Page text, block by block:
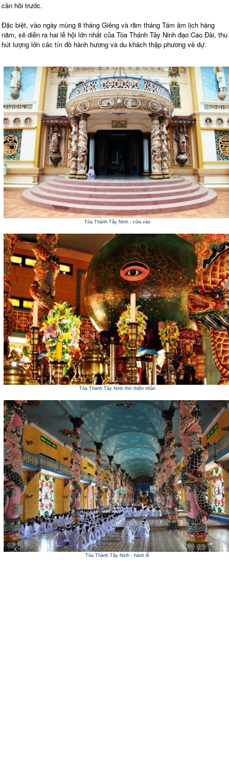
cần hỏi trước.
Đặc biệt, vào ngày mùng 8 tháng Giêng và rằm tháng Tám âm lịch hàng
năm, sẽ diễn ra hai lễ hội lớn nhất của Tòa Thánh Tây Ninh đạo Cao Đài, thu
hút lượng lớn các tín đồ hành hương và du khách thập phương về dự.
Tòa Thánh Tây Ninh - cửa vào
Tòa Thánh Tây Ninh thờ thiên nhãn
Tòa Thánh Tây Ninh - hành lễ